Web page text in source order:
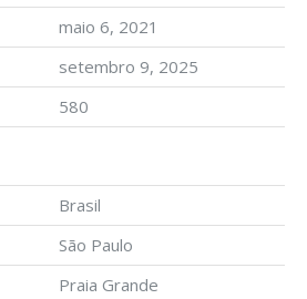
maio 6, 2021
setembro 9, 2025
580
Brasil
São Paulo
Praia Grande